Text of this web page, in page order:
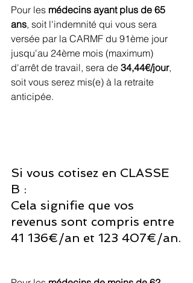
Pour les médecins ayant plus de 65
ans, soit l'indemnité qui vous sera
versée par la CARMF du 91ème jour
jusqu'au 24ème mois (maximum)
d'arrêt de travail, sera de 34,44€/jour,
soit vous serez mis(e) à la retraite
anticipée.
Si vous cotisez en CLASSE
B :
Cela signifie que vos
revenus sont compris entre
41 136€/an et 123 407€/an.